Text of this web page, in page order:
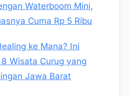
Waterboom Mini,
Cuma Rp 5 Ribu
ke Mana? Ini
Wisata Curug yang
Jawa Barat